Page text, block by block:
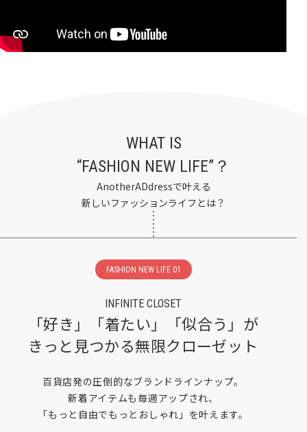
WHAT IS
“FASHION NEW LIFE”？
AnotherADdressで叶える
新しいファッションライフとは？
FASHION NEW LIFE 01
INFINITE CLOSET
「好き」「着たい」「似合う」が
きっと見つかる無限クローゼット
百貨店発の圧倒的なブランドラインナップ。
新着アイテムも毎週アップされ、
「もっと自由でもっとおしゃれ」を叶えます。